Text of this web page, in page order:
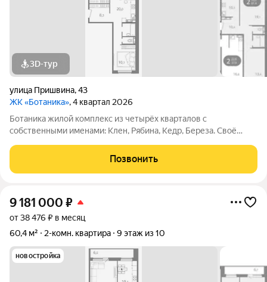
3D-тур
улица Пришвина,43
ЖК «Ботаника», 4 квартал 2026
Ботаника жилой комплекс из четырёх кварталов с
собственными именами: Клен, Рябина, Кедр, Береза. Своё
розе ветров, природному ландшафту вокруг территории
проекта и качественному озеленению
Позвонить
9 181 000 ₽
от 38 476 ₽ в месяц
60,4 м²
2-комн. квартира 9 этаж из 10
новостройка